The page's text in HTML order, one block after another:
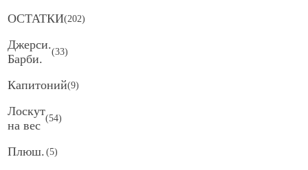
ОСТАТКИ(202)
Джерси.
Барби.
(33)
Капитоний(9)
Лоскут
на вес
(54)
Плюш. (5)